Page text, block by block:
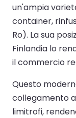
un'ampia
container,
Ro). La sua
Finlandia lo
il commercio
Questo
collegamento
limitrofi,